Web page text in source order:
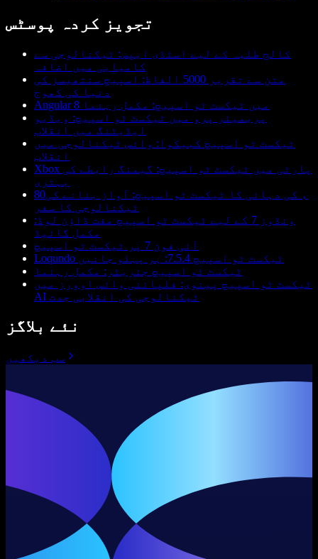
تجویز کردہ پوسٹس
کالج طلبہ کے لیے اسٹڈی ایپس: ٹیکنالوجی سے
کامیابی میں اضافہ
متن سے تقریر 5000 الفاظ: اسپیچ سنتھیسز کی
دنیا کی کھوج
Angular 8 میں ٹیکسٹ ٹو اسپیچ: مکمل رہنما
پریمیئر پرو میں ٹیکسٹ ٹو اسپیچ: ویڈیو
ایڈیٹنگ میں انقلاب
ٹیکسٹ ٹو اسپیچ کبیکوا: وائس ٹیکنالوجی میں
انقلاب
Xbox پارٹی میں ٹیکسٹ ٹو اسپیچ: گیمنگ رابطے کی
بہتری
80ء کی دہائی کا ٹیکسٹ ٹو اسپیچ: آواز بنانے کی
ٹیکنالوجی کا سفر
ونڈوز 7 کے لیے ٹیکسٹ ٹو اسپیچ مفت ڈاؤن لوڈ:
مکمل گائیڈ
آئی فون 7 پر ٹیکسٹ ٹو اسپیچ
Loqundo ٹیکسٹ ٹو اسپیچ 7.5.4: ہر پہلو جانیں
ٹیکسٹ ٹو اسپیچ جنریٹر: مکمل رہنما
ٹیکسٹ ٹو اسپیچ پینوی: فلپائنی وائس اوورز میں
AI ٹیکنالوجی کی انقلابی جدت
نئے بلاگز
سب دیکھیں